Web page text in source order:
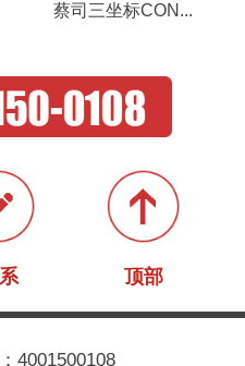
蔡司三坐标CON...
顶部
4001500108